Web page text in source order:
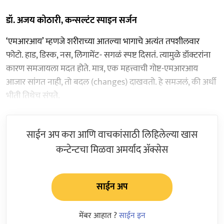
डॉ. अजय कोठारी, कन्सल्टंट स्पाइन सर्जन
‘एमआरआय’ म्हणजे शरीराच्या आतल्या भागाचे अत्यंत तपशीलवार
फोटो. हाड, डिस्क, नस, लिगामेंट- सगळं स्पष्ट दिसतं. त्यामुळे डॉक्टरांना
कारण समजायला मदत होते. मात्र, एक महत्त्वाची गोष्ट-एमआरआय
आजार सांगत नाही, तो बदल (changes) दाखवतो. हे समजलं, की अर्धी
भीती तिथेच संपते.
साईन अप करा आणि वाचकांसाठी लिहिलेल्या खास
कन्टेन्टचा मिळवा अमर्याद ॲक्सेस
साईन अप
मेंबर आहात ?साईन इन